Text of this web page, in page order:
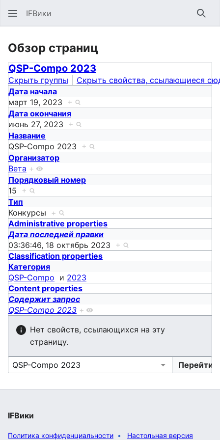
IFВики
Обзор страниц
QSP-Compo 2023
Скрыть группы
Скрыть свойства, ссылающиеся
Дата начала
март 19, 2023 +
Дата окончания
июнь 27, 2023 +
Название
QSP-Compo 2023 +
Организатор
Вета +
Порядковый номер
15 +
Тип
Конкурсы +
Administrative properties
Дата последней правки
03:36:46, 18 октябрь 2023 +
Classification properties
Категория
QSP-Compo и 2023
Content properties
Содержит запрос
QSP-Compo 2023 +
Нет свойств, ссылающихся на эту
страницу.
IFВики
Политика конфиденциальности Настольная версия